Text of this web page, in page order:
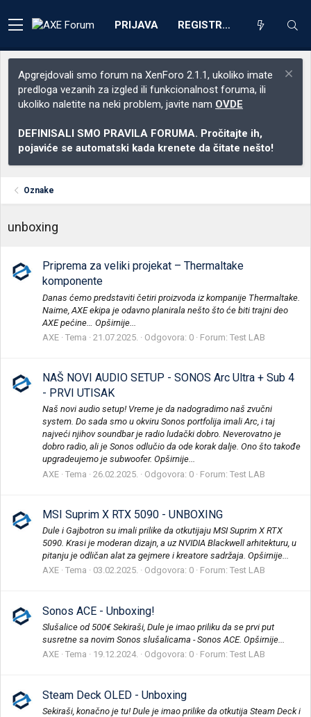
PRIJAVA REGISTRACIJA
Apgrejdovali smo forum na XenForo 2.1.1, ukoliko imate
predloga vezanih za izgled ili funkcionalnost foruma, ili
ukoliko naletite na neki problem, javite nam OVDE
DEFINISALI SMO PRAVILA FORUMA. Pročitajte ih,
pojaviće se automatski kada krenete da čitate nešto!
Oznake
unboxing
Priprema za veliki projekat – Thermaltake
komponente
Danas ćemo predstaviti četiri proizvoda iz kompanije Thermaltake.
Naime, AXE ekipa je odavno planirala nešto što će biti trajni deo
AXE pećine… Opširnije...
AXE Tema 21.07.2025. Odgovora: 0 Forum: Test LAB
NAŠ NOVI AUDIO SETUP - SONOS Arc Ultra + Sub 4
- PRVI UTISAK
Naš novi audio setup! Vreme je da nadogradimo naš zvučni
system. Do sada smo u okviru Sonos portfolija imali Arc, i taj
najveći njihov soundbar je radio ludački dobro. Neverovatno je
dobro radio, ali je Sonos odlučio da ode korak dalje. Ono što takođe
upgradeujemo je subwoofer. Opširnije...
AXE Tema 26.02.2025. Odgovora: 0 Forum: Test LAB
MSI Suprim X RTX 5090 - UNBOXING
Dule i Gajbotron su imali prilike da otkutijaju MSI Suprim X RTX
5090. Krasi je moderan dizajn, a uz NVIDIA Blackwell arhitekturu, u
pitanju je odličan alat za gejmere i kreatore sadržaja. Opširnije...
AXE Tema 03.02.2025. Odgovora: 0 Forum: Test LAB
Sonos ACE - Unboxing!
Slušalice od 500€ Sekiraši, Dule je imao priliku da se prvi put
susretne sa novim Sonos slušalicama - Sonos ACE. Opširnije...
AXE Tema 19.12.2024. Odgovora: 0 Forum: Test LAB
Steam Deck OLED - Unboxing
Sekiraši, konačno je tu! Dule je imao prilike da otkutija Steam Deck i